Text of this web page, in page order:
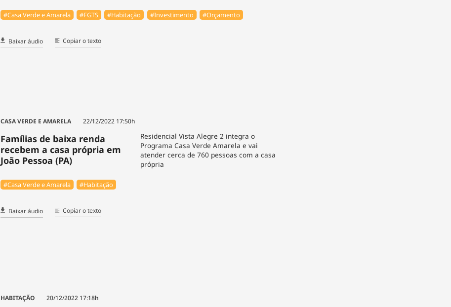
#Casa Verde e Amarela #FGTS #Habitação #Investimento #Orçamento
Baixar áudio Copiar o texto
CASA VERDE E AMARELA 22/12/2022 17:50h
Famílias de baixa renda
recebem a casa própria em
João Pessoa (PA)
Residencial Vista Alegre 2 integra o
Programa Casa Verde Amarela e vai
atender cerca de 760 pessoas com a casa
própria
#Casa Verde e Amarela #Habitação
Baixar áudio Copiar o texto
HABITAÇÃO 20/12/2022 17:18h